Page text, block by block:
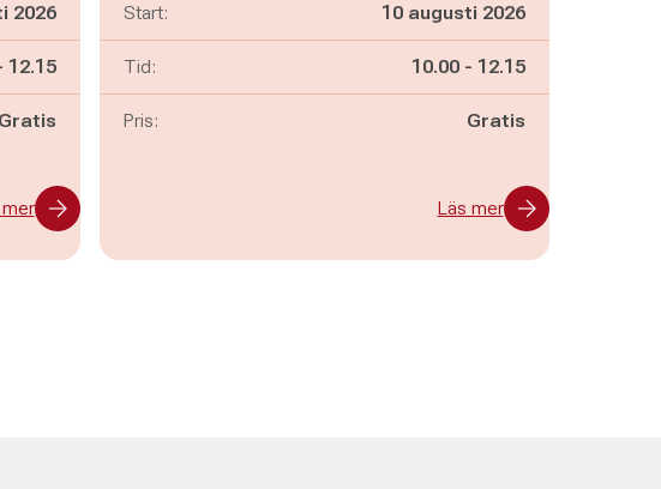
2026
och
12.15
Gratis
Start: 10 augusti 2026
Tid: Pågår mellan
10.00 - och
12.15
Pris: Gratis
Läs mer